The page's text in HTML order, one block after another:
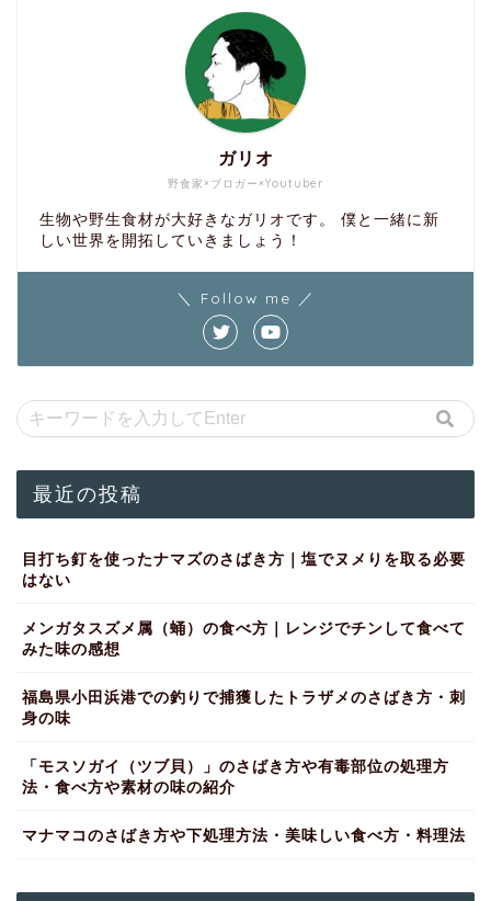
野食家×ブロガー×Youtuber
ガリオ
生物や野生食材が大好きなガリオです。 僕と一緒に新
しい世界を開拓していきましょう！
＼ Follow me ／
最近の投稿
目打ち釘を使ったナマズのさばき方｜塩でヌメりを取る必要
はない
メンガタスズメ属（蛹）の食べ方｜レンジでチンして食べて
みた味の感想
福島県小田浜港での釣りで捕獲したトラザメのさばき方・刺
身の味
「モスソガイ（ツブ貝）」のさばき方や有毒部位の処理方
法・食べ方や素材の味の紹介
マナマコのさばき方や下処理方法・美味しい食べ方・料理法